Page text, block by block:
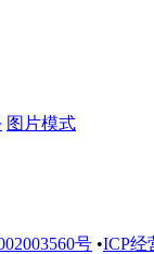
图片模式
号 •ICP经